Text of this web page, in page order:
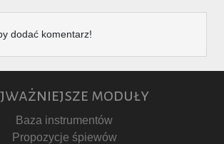
dodać komentarz!
moduły
Baza instrumentów
Propozycje śpiewów